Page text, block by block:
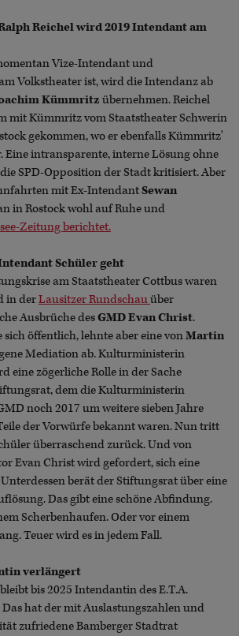
Reichel wird 2019 Intendant am
Vize-Intendant und
Volkstheater ist, wird die Intendanz ab
Kümmritz übernehmen. Reichel
mit Kümmritz vom Staatstheater Schwerin
gekommen, wo er ebenfalls Kümmritz'
intransparente, interne Lösung ohne
SPD-Opposition der Stadt kritisiert. Aber
mit Ex-IntendantSewan
in Rostock wohl auf Ruhe und
Zeitung berichtet.
Schüler geht
am Staatstheater Cottbus waren
in derLausitzer Rundschauüber
Ausbrüche desGMD Evan Christ.
öffentlich, lehnte aber eine vonMartin
Mediation ab. Kulturministerin
eine zögerliche Rolle in der Sache
dem die Kulturministerin
noch 2017 um weitere sieben Jahre
der Vorwürfe bekannt waren. Nun tritt
überraschend zurück. Und von
Evan Christ wird gefordert, sich eine
berät der Stiftungsrat über eine
Das gibt eine schöne Abfindung.
Scherbenhaufen. Oder vor einem
Teuer wird es in jedem Fall.
verlängert
bleibt bis 2025 Intendantin des E.T.A.
hat der mit Auslastungszahlen und
zufriedene Bamberger Stadtrat